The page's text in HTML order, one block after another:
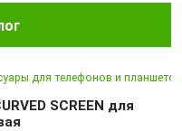
для телефонов и планшетов
SCREEN для